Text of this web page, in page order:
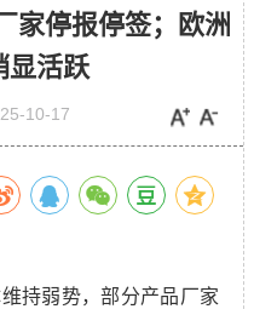
家停报停签；欧洲
显活跃
10-17
持弱势，部分产品厂家